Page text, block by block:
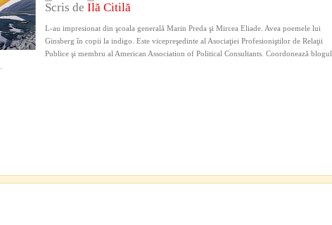
Scris de Ilă Citilă
L-au impresionat din şcoala generală Marin Preda şi Mircea Eliade. Avea poemele lui
Ginsberg în copii la indigo. Este vicepreşedinte al Asociaţiei Profesioniştilor de Relaţii
Publice şi membru al American Association of Political Consultants. Coordonează blogul